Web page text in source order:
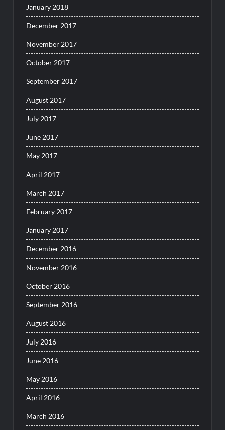
January 2018
December 2017
November 2017
October 2017
September 2017
August 2017
July 2017
June 2017
May 2017
April 2017
March 2017
February 2017
January 2017
December 2016
November 2016
October 2016
September 2016
August 2016
July 2016
June 2016
May 2016
April 2016
March 2016